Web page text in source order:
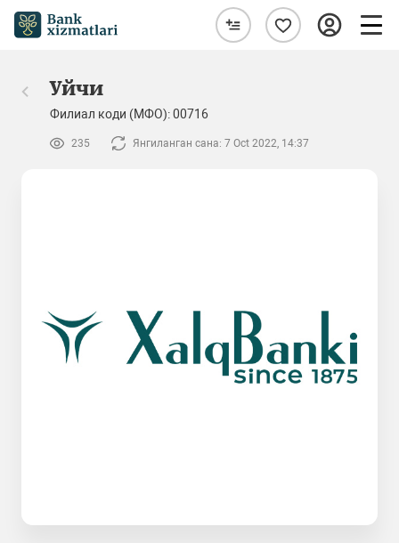
Уйчи
Филиал коди (МФО): 00716
235 Янгиланган сана: 7 Oct 2022, 14:37